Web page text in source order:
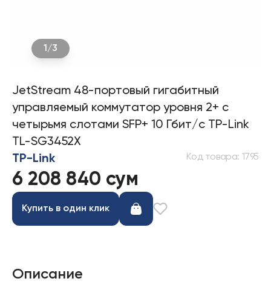
1 /3
JetStream 48-портовый гигабитный
управляемый коммутатор уровня 2+ с
четырьмя слотами SFP+ 10 Гбит/с TP-Link
TL-SG3452X
TP-Link
Код товара: 1795
6 208 840 сум
Купить в один клик
Описание